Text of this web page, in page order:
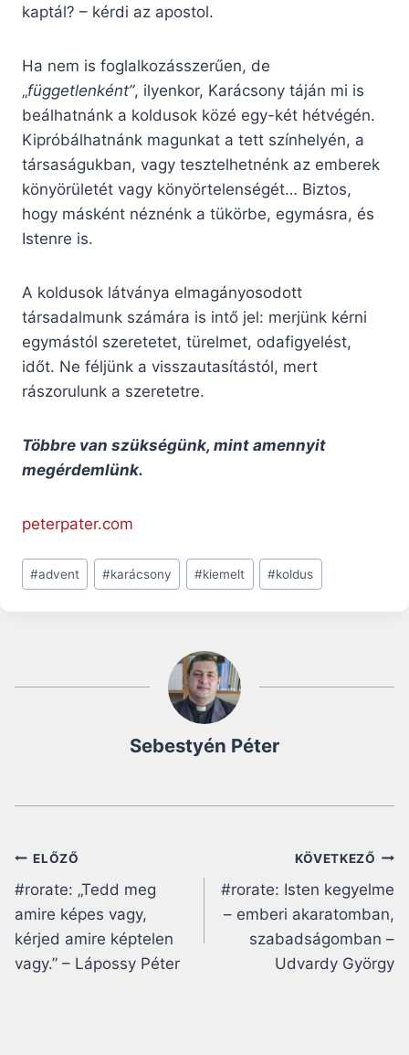
kaptál? – kérdi az apostol.
Ha nem is foglalkozásszerűen, de
„függetlenként”, ilyenkor, Karácsony táján mi is
beálhatnánk a koldusok közé egy-két hétvégén.
Kipróbálhatnánk magunkat a tett színhelyén, a
társaságukban, vagy tesztelhetnénk az emberek
könyörületét vagy könyörtelenségét… Biztos,
hogy másként néznénk a tükörbe, egymásra, és
Istenre is.
A koldusok látványa elmagányosodott
társadalmunk számára is intő jel: merjünk kérni
egymástól szeretetet, türelmet, odafigyelést,
időt. Ne féljünk a visszautasítástól, mert
rászorulunk a szeretetre.
Többre van szükségünk, mint amennyit
megérdemlünk.
peterpater.com
Post
Tags:
#advent #karácsony #kiemelt #koldus
Sebestyén Péter
Bejegyzés
navigáció
ELŐZŐ
#rorate: „Tedd meg
amire képes vagy,
kérjed amire képtelen
vagy.” – Lápossy Péter
KÖVETKEZŐ
#rorate: Isten kegyelme
– emberi akaratomban,
szabadságomban –
Udvardy György